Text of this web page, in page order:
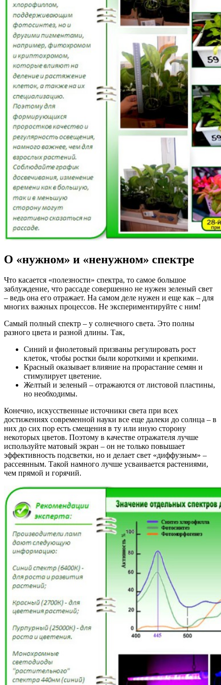
О «нужном» и «ненужном» спектре
Что касается «полезности» спектра, то самое большое
заблуждение, что рассаде совершенно не нужен зеленый свет
– ведь она его отражает. На самом деле нужен и еще как – для
многих важных процессов. Не экспериментируйте с ним!
Самый полный спектр – у солнечного света. Это полны
разного цвета и разной длины. Так,
Синий и фиолетовый призваны регулировать рост
клеток, чтобы ростки были короткими и крепкими.
Красный оказывает влияние на прорастание семян и
стимулирует цветение.
Желтый и зеленый – отражаются от листовой пластины,
но необходимы.
Конечно, искусственные источники света при всех
достижениях современной науки все еще далеки до солнца – в
них до сих пор есть смещения в ту или иную сторону
некоторых цветов. Поэтому в качестве отражателя лучше
используйте матовый экран – он не только повышает
эффективность подсветки, но и делает свет «диффузным» –
рассеянным. Такой намного лучше усваивается растениями,
чем прямой и горячий.